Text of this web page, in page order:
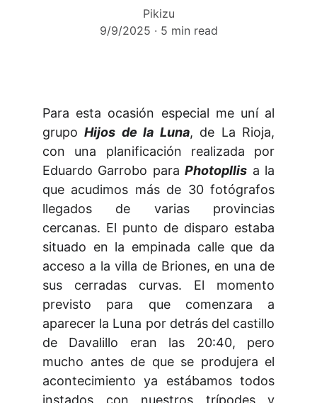
Pikizu
9/9/2025
5 min read
Para esta ocasión especial me uní al
grupoHijos de la Luna, de La Rioja,
con una planificación realizada por
Eduardo Garrobo paraPhotopllis a la
que acudimos más de 30 fotógrafos
llegados de varias provincias
cercanas. El punto de disparo estaba
situado en la empinada calle que da
acceso a la villa de Briones, en una de
sus cerradas curvas. El momento
previsto para que comenzara a
aparecer la Luna por detrás del castillo
de Davalillo eran las 20:40, pero
mucho antes de que se produjera el
acontecimiento ya estábamos todos
instados con nuestros trípodes y